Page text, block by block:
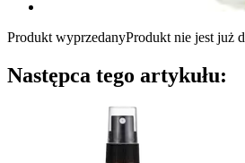
Produkt wyprzedanyProdukt nie jest już
Następca tego artykułu: